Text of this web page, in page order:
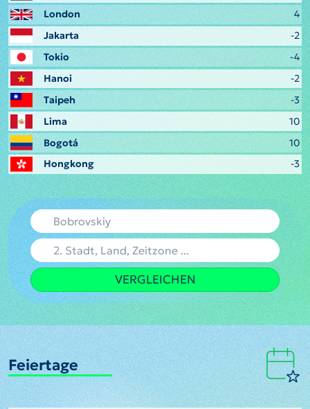
London
4
Jakarta
-2
Tokio
-4
Hanoi
-2
Taipeh
-3
Lima
10
Bogotá
10
Hongkong
-3
VERGLEICHEN
Feiertage